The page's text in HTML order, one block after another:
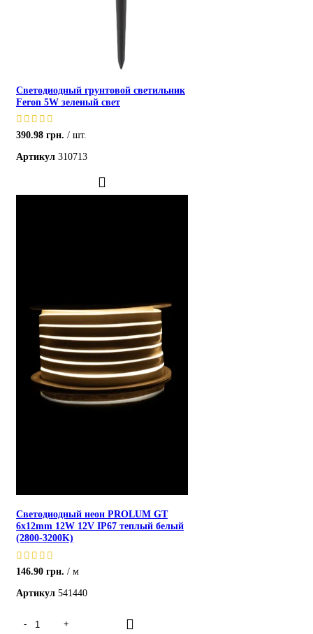
Светодиодный грунтовой светильник
Feron 5W зеленый свет
390.98 грн.
шт.
Артикул 310713
Светодиодный неон PROLUM GT
6x12mm 12W 12V IP67 теплый белый
(2800-3200K)
146.90 грн.
м
Артикул 541440